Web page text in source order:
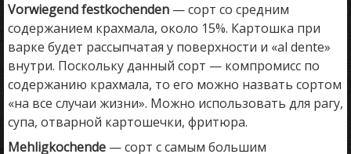
Vorwiegend festkochenden — сорт со средним
содержанием крахмала, около 15%. Картошка при
варке будет рассыпчатая у поверхности и «al dente»
внутри. Поскольку данный сорт — компромисс по
содержанию крахмала, то его можно назвать сортом
«на все случаи жизни». Можно использовать для рагу,
супа, отварной картошечки, фритюра.
Mehligkochende — сорт с самым большим